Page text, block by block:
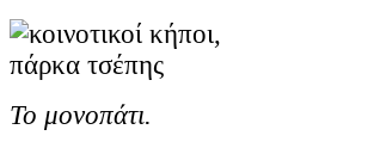
Το μονοπάτι.